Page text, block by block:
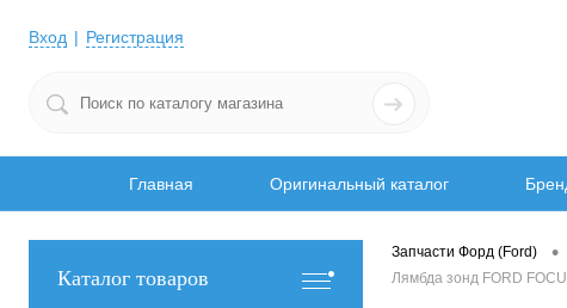
Вход Регистрация
Главная Оригинальный каталог
Каталог товаров
Запчасти Форд (Ford) •
Лямбда зонд FORD